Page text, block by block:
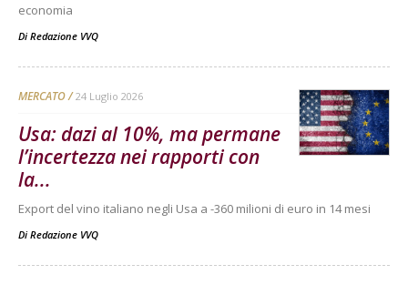
economia
Di Redazione VVQ
MERCATO 24 Luglio 2026
Usa: dazi al 10%, ma permane
l’incertezza nei rapporti con
la...
Export del vino italiano negli Usa a -360 milioni di euro in 14 mesi
Di Redazione VVQ